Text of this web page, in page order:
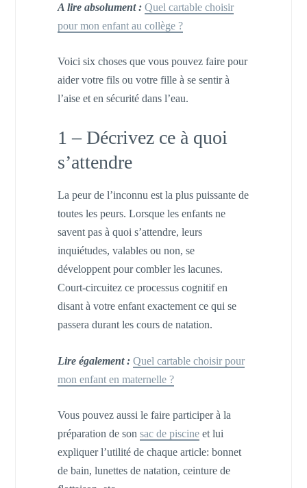
A lire absolument : Quel cartable choisir
pour mon enfant au collège ?
Voici six choses que vous pouvez faire pour
aider votre fils ou votre fille à se sentir à
l’aise et en sécurité dans l’eau.
1 – Décrivez ce à quoi
s’attendre
La peur de l’inconnu est la plus puissante de
toutes les peurs. Lorsque les enfants ne
savent pas à quoi s’attendre, leurs
inquiétudes, valables ou non, se
développent pour combler les lacunes.
Court-circuitez ce processus cognitif en
disant à votre enfant exactement ce qui se
passera durant les cours de natation.
Lire également : Quel cartable choisir pour
mon enfant en maternelle ?
Vous pouvez aussi le faire participer à la
préparation de son sac de piscineet lui
expliquer l’utilité de chaque article: bonnet
de bain, lunettes de natation, ceinture de